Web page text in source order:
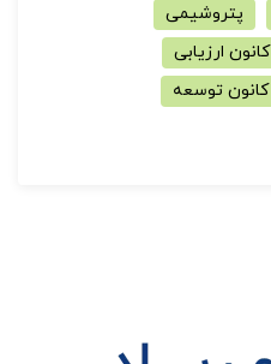
پتروشیمی
کانون ارزیابی
کانون توسعه